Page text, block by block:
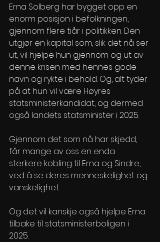
Erna Solberg har bygget opp en
enorm posisjon i befolkningen,
gjennom flere tiår i politikken. Den
utgjør en kapital som, slik det nå ser
ut, vil hjelpe hun gjennom og ut av
denne krisen med hennes gode
navn og rykte i behold. Og, alt tyder
på at hun vil være Høyres
statsministerkandidat, og dermed
også landets statsminister i 2025.
Gjennom det som nå har skjedd,
får mange av oss en enda
sterkere kobling til Erna og Sindre,
ved å se deres menneskelighet og
vanskelighet.
Og det vil kanskje også hjelpe Erna
tilbake til statsministerboligen i
2025.